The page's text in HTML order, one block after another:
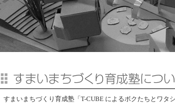
すまいまちづくり育成塾「T-CUBE によるボクたちとワタ